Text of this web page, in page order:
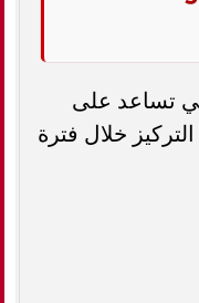
تساعد على
خلال فترة